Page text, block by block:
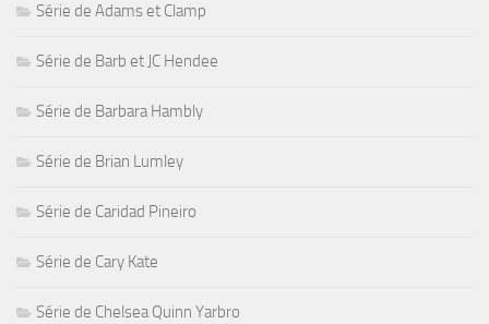
Série de Adams et Clamp
Série de Barb et JC Hendee
Série de Barbara Hambly
Série de Brian Lumley
Série de Caridad Pineiro
Série de Cary Kate
Série de Chelsea Quinn Yarbro